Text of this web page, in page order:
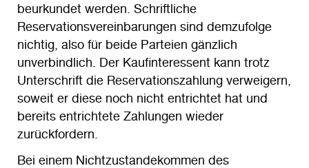
beurkundet werden. Schriftliche
Reservationsvereinbarungen sind demzufolge
nichtig, also für beide Parteien gänzlich
unverbindlich. Der Kaufinteressent kann trotz
Unterschrift die Reservationszahlung verweigern,
soweit er diese noch nicht entrichtet hat und
bereits entrichtete Zahlungen wieder
zurückfordern.
Bei einem Nichtzustandekommen des